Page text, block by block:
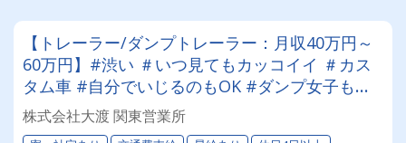
【トレーラー/ダンプトレーラー：月収40万円～
60万円】#渋い ＃いつ見てもカッコイイ ＃カス
タム車 #自分でいじるのもOK #ダンプ女子も活
躍 #未経験OK #資格取得費用補助あり ＃車好き
の方に来てほしい
株式会社大渡 関東営業所